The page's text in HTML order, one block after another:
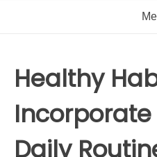
Healthy
Incorporate
Daily